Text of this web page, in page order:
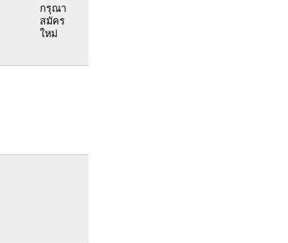
กรุณา
สมัคร
ใหม่